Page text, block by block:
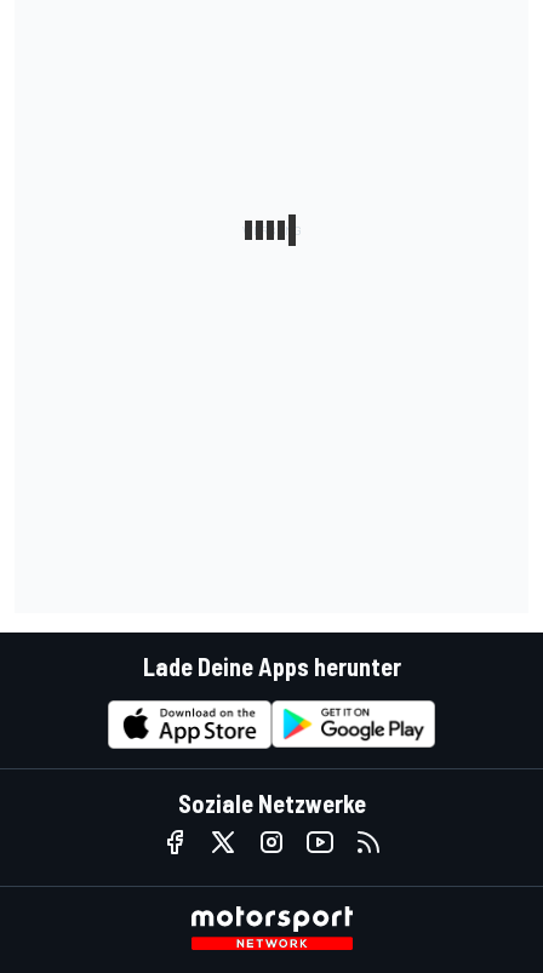
Lade Deine Apps herunter
Soziale Netzwerke